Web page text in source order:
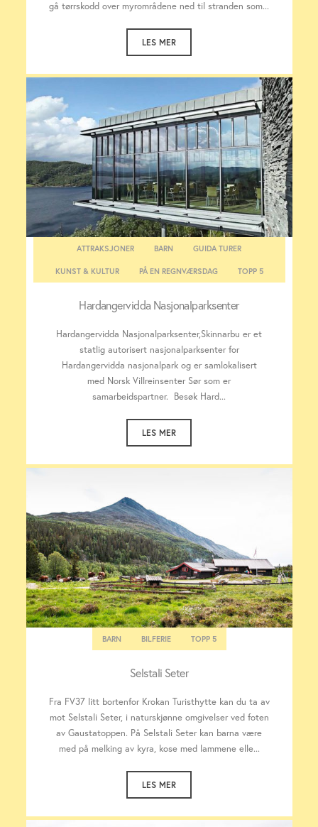
gå tørrskodd over myrområdene ned til stranden som...
LES MER
ATTRAKSJONER BARN GUIDA TURER
KUNST & KULTUR PÅ EN REGNVÆRSDAG TOPP 5
Hardangervidda Nasjonalparksenter
Hardangervidda Nasjonalparksenter,Skinnarbu er et
statlig autorisert nasjonalparksenter for
Hardangervidda nasjonalpark og er samlokalisert
med Norsk Villreinsenter Sør som er
samarbeidspartner. Besøk Hard...
LES MER
BARN BILFERIE TOPP 5
Selstali Seter
Fra FV37 litt bortenfor Krokan Turisthytte kan du ta av
mot Selstali Seter, i naturskjønne omgivelser ved foten
av Gaustatoppen. På Selstali Seter kan barna være
med på melking av kyra, kose med lammene elle...
LES MER